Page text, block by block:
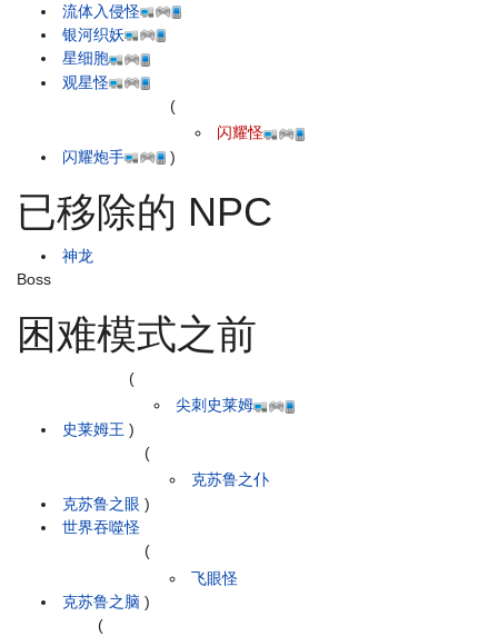
流体入侵怪
银河织妖
星细胞
观星怪
闪耀炮手
(
闪耀怪
)
已移除的 NPC
神龙
Boss
困难模式之前
史莱姆王
(
尖刺史莱姆
)
克苏鲁之眼
(
克苏鲁之仆
)
世界吞噬怪
克苏鲁之脑
(
飞眼怪
)
(